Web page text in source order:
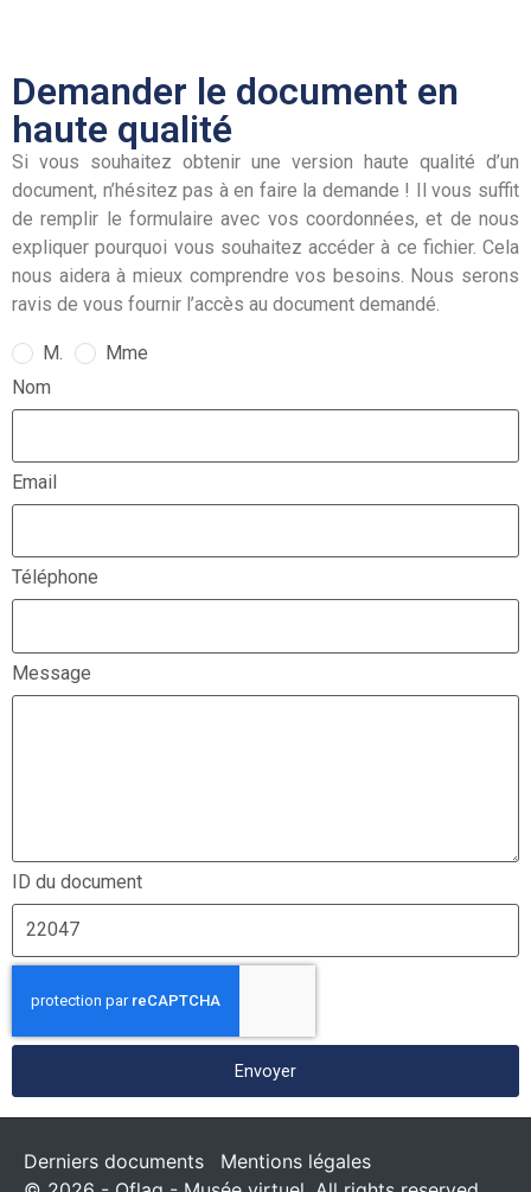
Demander le document en
haute qualité
Si vous souhaitez obtenir une version haute qualité d’un
document, n’hésitez pas à en faire la demande ! Il vous suffit
de remplir le formulaire avec vos coordonnées, et de nous
expliquer pourquoi vous souhaitez accéder à ce fichier. Cela
nous aidera à mieux comprendre vos besoins. Nous serons
ravis de vous fournir l’accès au document demandé.
M.
Mme
Nom
Email
Téléphone
Message
ID du document
Envoyer
Derniers documents
Mentions légales